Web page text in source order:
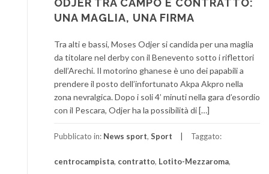
ODJER TRA CAMPO E CONTRATTO:
UNA MAGLIA, UNA FIRMA
Tra alti e bassi, Moses Odjer si candida per una maglia
da titolare nel derby con il Benevento sotto i riflettori
dell’Arechi. Il motorino ghanese è uno dei papabili a
prendere il posto dell’infortunato Akpa Akpro nella
zona nevralgica. Dopo i soli 4’ minuti nella gara d’esordio
con il Pescara, Odjer ha la possibilità di […]
Pubblicato in: News sport, Sport Taggato:
centrocampista, contratto, Lotito-Mezzaroma,